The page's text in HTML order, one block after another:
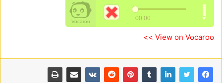
View on Vocaroo >>